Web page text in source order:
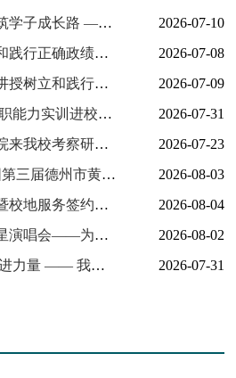
校企携手育新人，共筑学子成长路 ——百胜中国山东分公司来校交...
2026-07-10
校长魏荣庆讲授树立和践行正确政绩观学习教育专题党课
2026-07-08
校党委副书记赵红军讲授树立和践行正确政绩观学习教育专题党课
2026-07-09
校地携手赋能就业 求职能力实训进校园暨校地服务签约仪式在我校...
2026-07-31
山东师范大学研究生院来我校考察研究生实习实践基地建设
2026-07-23
我校5个项目成功入围第三届德州市黄炎培职业教育创新创业大赛决...
2026-08-03
求职能力实训进校园暨校地服务签约仪式在我校举行
2026-08-04
从新青年音乐节到群星演唱会——为什么又是德工？
2026-08-02
致敬退役军人 凝聚奋进力量 —— 我校开展 “八一建军节” 拥军茶...
2026-07-31